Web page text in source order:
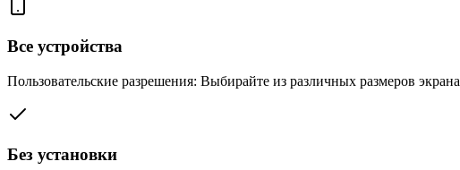
Все устройства
Пользовательские разрешения: Выбирайте из различных размеров экрана
Без установки